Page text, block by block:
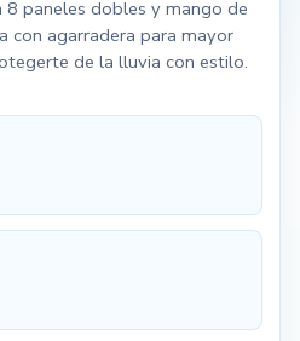
paneles dobles y mango de
con agarradera para mayor
de la lluvia con estilo.